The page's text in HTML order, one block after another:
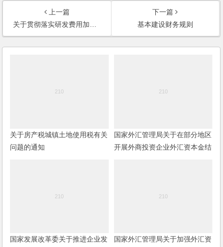
上一篇
关于贯彻落实研发费用加计扣除和全国推广自主创新示范区所得税政策的通知
下一篇
基本建设财务规则
关于房产税城镇土地使用税有关
问题的通知
国家外汇管理局关于在部分地区
开展外商投资企业外汇资本金结
国家发展改革委关于推进企业发
国家外汇管理局关于加强外汇资